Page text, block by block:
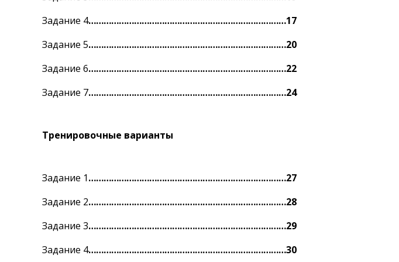
Задание 4……………………………………………………………………17
Задание 5……………………………………………………………………20
Задание 6……………………………………………………………………22
Задание 7……………………………………………………………………24
Тренировочные варианты
Задание 1……………………………………………………………………27
Задание 2……………………………………………………………………28
Задание 3……………………………………………………………………29
Задание 4……………………………………………………………………30